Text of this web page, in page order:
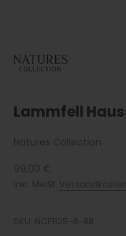
Lammfell
Natures Collection
Angebot
99,00 €
inkl. MwSt. Versandkosten
SKU: NCF1125-6-88